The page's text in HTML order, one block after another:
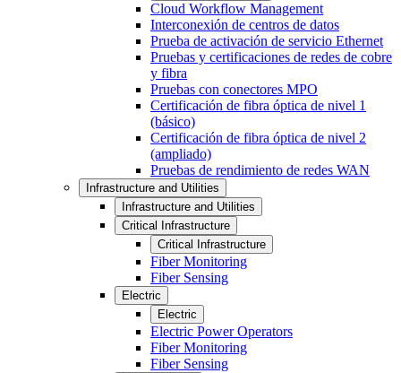
Cloud Workflow Management
Interconexión de centros de datos
Prueba de activación de servicio Ethernet
Pruebas y certificaciones de redes de cobre
y fibra
Pruebas con conectores MPO
Certificación de fibra óptica de nivel 1
(básico)
Certificación de fibra óptica de nivel 2
(ampliado)
Pruebas de rendimiento de redes WAN
Infrastructure and Utilities
Infrastructure and Utilities
Critical Infrastructure
Critical Infrastructure
Fiber Monitoring
Fiber Sensing
Electric
Electric
Electric Power Operators
Fiber Monitoring
Fiber Sensing